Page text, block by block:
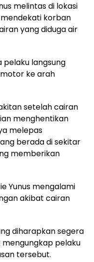
melintas di lokasi
korban
yang diduga air
pelaku langsung
ke arah
setelah cairan
menghentikan
melepas
berada di sekitar
memberikan
Yunus mengalami
akibat cairan
diharapkan segera
pelaku
tersebut.